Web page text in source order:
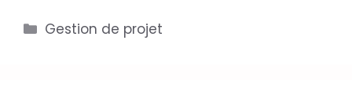
Gestion de projet